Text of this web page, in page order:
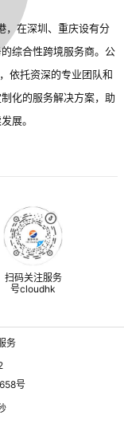
，在深圳、重庆设有分
综合性跨境服务商。公
依托资深的专业团队和
化的服务解决方案，助
展。
扫码关注服务
号cloudhk
务
号